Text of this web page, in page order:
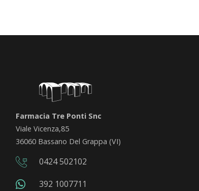
Farmacia Tre Ponti Snc
Viale Vicenza,85
36060 Bassano Del Grappa (VI)
0424 502102
392 1007711